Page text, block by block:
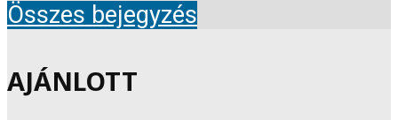
Összes bejegyzés
AJÁNLOTT